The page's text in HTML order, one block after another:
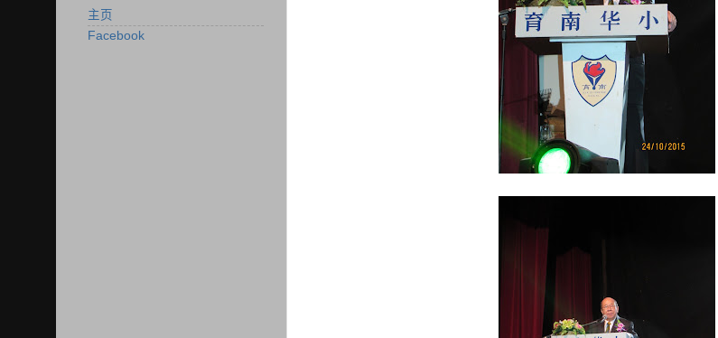
主页
Facebook